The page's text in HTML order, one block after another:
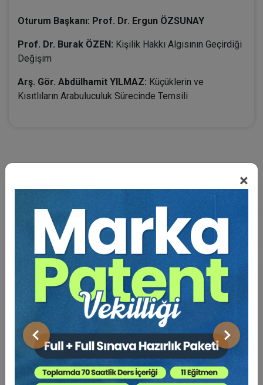
×
Önceki Sonraki
Oturum Başkanı: Prof. Dr. Ergun ÖZSUNAY
Prof. Dr. Burak ÖZEN: Kişilik Hakkı Algısının Geçirdiği
Değişim
Arş. Gör. Abdülhamit YILMAZ: Küçüklerin ve
Kısıtlıların Arabuluculuk Sürecinde Temsili
BENZER VIDEO EĞITIMLER
Video Eğitim Abonesi Ol: Sadece 5490 TL / Yıllık
Hukuk Eğitim